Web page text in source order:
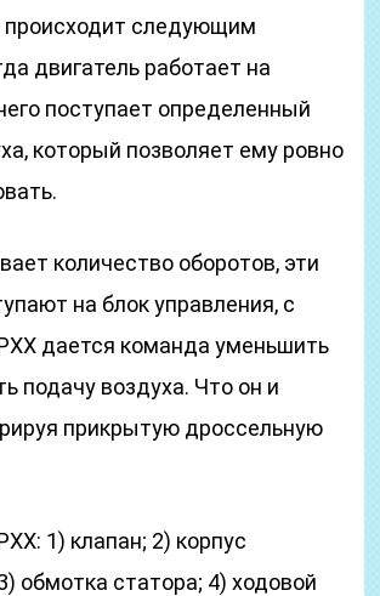
происходит следующим
двигатель работает на
поступает определенный
который позволяет ему ровно
количество оборотов, эти
на блок управления, с
дается команда уменьшить
подачу воздуха. Что он и
прикрытую дроссельную
1) клапан; 2) корпус
обмотка статора; 4) ходовой